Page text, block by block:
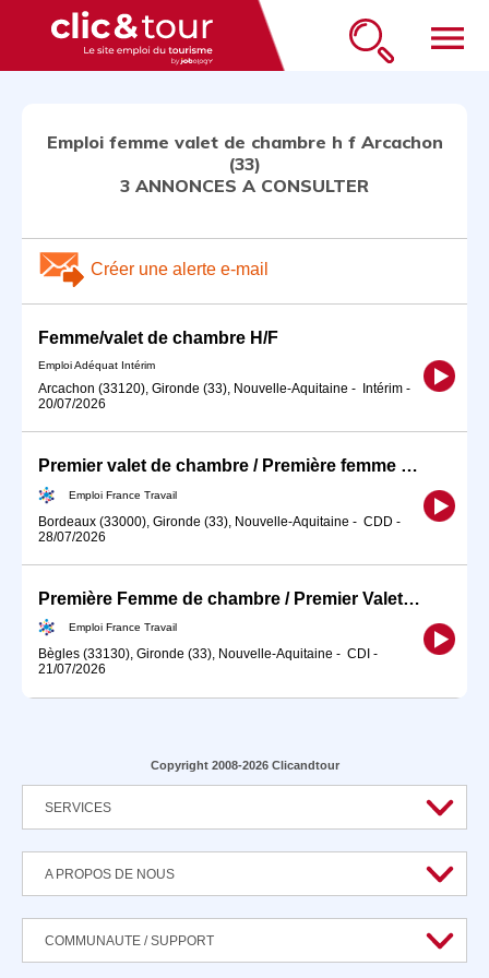
menu
Emploi femme valet de chambre h f Arcachon
(33)
3 ANNONCES A CONSULTER
Créer une alerte e-mail
Femme/valet de chambre H/F
Emploi Adéquat Intérim
Arcachon (33120), Gironde (33), Nouvelle-Aquitaine - Intérim -
20/07/2026
Premier valet de chambre / Première femme de chambre (H/F)
Emploi France Travail
Bordeaux (33000), Gironde (33), Nouvelle-Aquitaine - CDD -
28/07/2026
Première Femme de chambre / Premier Valet de chambre BEGLES (H/F)
Emploi France Travail
Bègles (33130), Gironde (33), Nouvelle-Aquitaine - CDI -
21/07/2026
Copyright 2008-2026 Clicandtour
SERVICES
A PROPOS DE NOUS
COMMUNAUTE / SUPPORT